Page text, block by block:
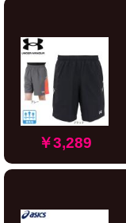
￥3,289